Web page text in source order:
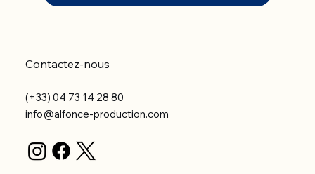
Contactez-nous
(+33) 04 73 14 28 80
info@alfonce-production.com